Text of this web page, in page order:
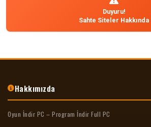
Duyuru!
Sahte Siteler Hakkında
Hakkımızda
Oyun İndir PC – Program İndir Full PC